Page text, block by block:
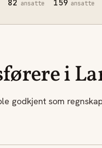
82 ansatte 159 ansatte
i
godkjent som